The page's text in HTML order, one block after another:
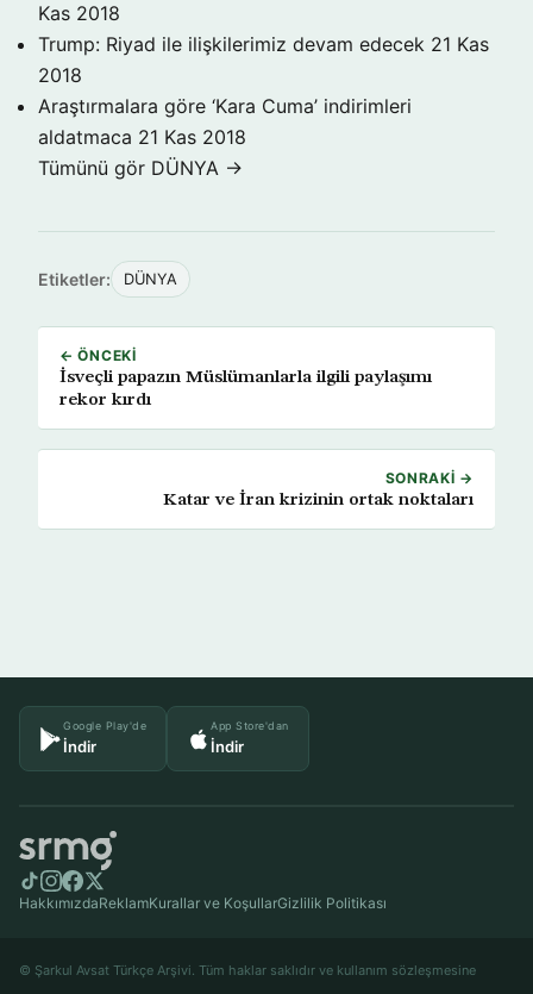
Kas 2018
Trump: Riyad ile ilişkilerimiz devam edecek 21 Kas
2018
Araştırmalara göre ‘Kara Cuma’ indirimleri
aldatmaca 21 Kas 2018
Tümünü gör DÜNYA →
Etiketler: DÜNYA
← ÖNCEKI
İsveçli papazın Müslümanlarla ilgili paylaşımı
rekor kırdı
SONRAKI →
Katar ve İran krizinin ortak noktaları
Google Play'de
İndir
App Store'dan
İndir
HakkımızdaReklamKurallar ve KoşullarGizlilik Politikası
© Şarkul Avsat Türkçe Arşivi. Tüm haklar saklıdır ve kullanım sözleşmesine